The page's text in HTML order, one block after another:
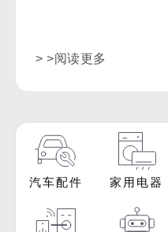
> >阅读更多
汽车配件 家用电器